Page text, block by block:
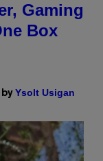
Gaming
Box
by Ysolt Usigan